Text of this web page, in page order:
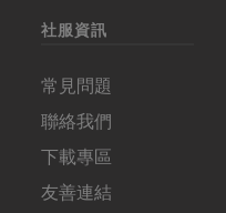
社服資訊
常見問題
聯絡我們
下載專區
友善連結